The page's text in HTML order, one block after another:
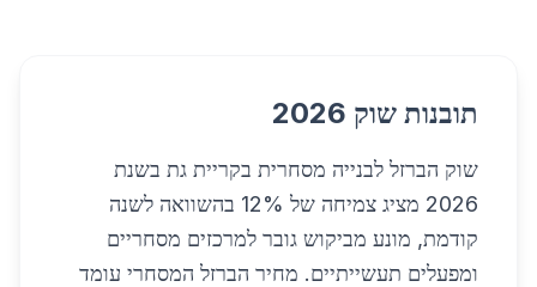
תובנות שוק 2026
שוק הברזל לבנייה מסחרית בקריית גת בשנת
2026 מציג צמיחה של 12% בהשוואה לשנה
קודמת, מונע מביקוש גובר למרכזים מסחריים
ומפעלים תעשייתיים. מחיר הברזל המסחרי עומד